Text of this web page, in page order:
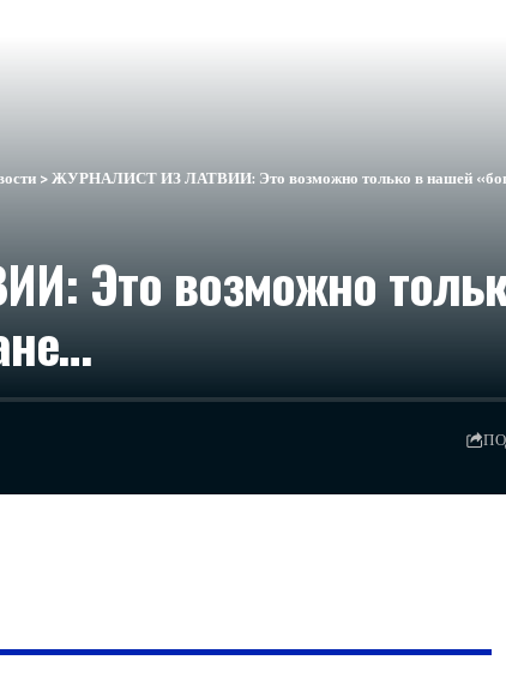
>ЖУРНАЛИСТ ИЗ ЛАТВИИ: Это возможно только в нашей
Это возможно